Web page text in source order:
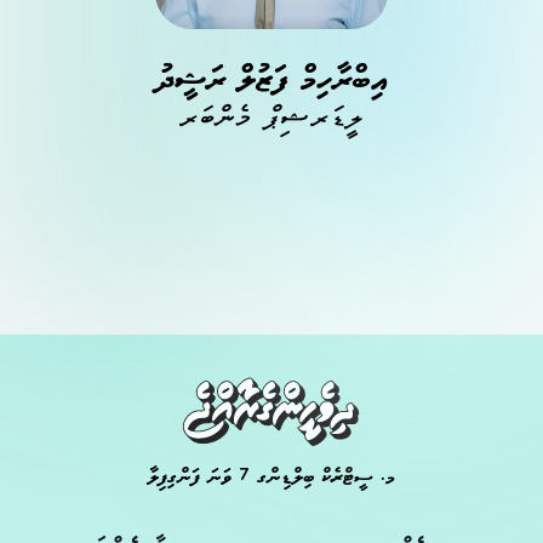
އިބްރާހިމް ފަޒުލް ރަޝީދު
ލީޑަރޝިޕް މެންބަރ
މ. ސީޓްރެކް ބިލްޑިންގ 7 ވަނަ ފަންގިފިލާ